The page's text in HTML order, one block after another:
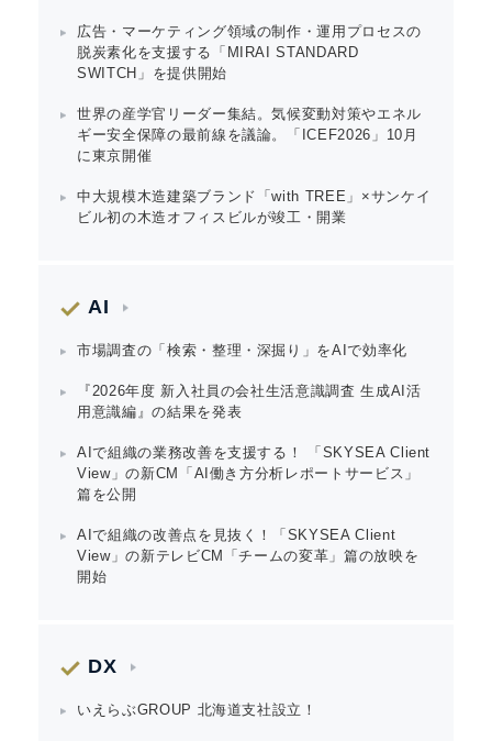
広告・マーケティング領域の制作・運用プロセスの
脱炭素化を支援する「MIRAI STANDARD
SWITCH」を提供開始
世界の産学官リーダー集結。気候変動対策やエネル
ギー安全保障の最前線を議論。「ICEF2026」10月
に東京開催
中大規模木造建築ブランド「with TREE」×サンケイ
ビル初の木造オフィスビルが竣工・開業
AI
市場調査の「検索・整理・深掘り」をAIで効率化
『2026年度 新入社員の会社生活意識調査 生成AI活
用意識編』の結果を発表
AIで組織の業務改善を支援する！ 「SKYSEA Client
View」の新CM「AI働き方分析レポートサービス」
篇を公開
AIで組織の改善点を見抜く！「SKYSEA Client
View」の新テレビCM「チームの変革」篇の放映を
開始
DX
いえらぶGROUP 北海道支社設立！
Japanese
English